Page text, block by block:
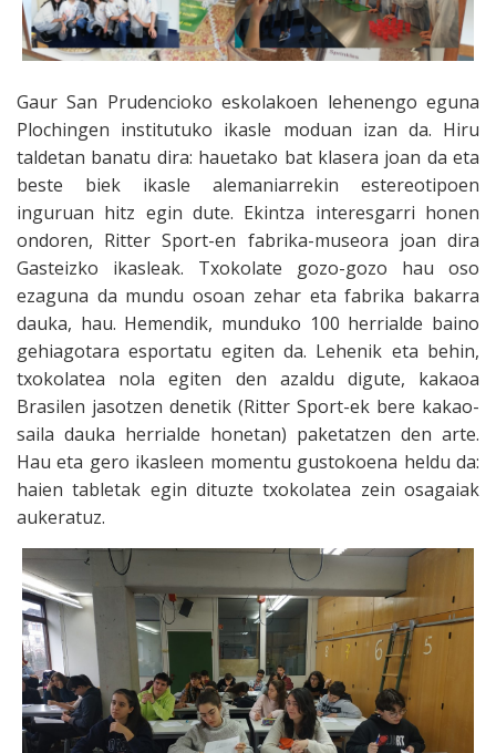
Gaur San Prudencioko eskolakoen lehenengo eguna
Plochingen institutuko ikasle moduan izan da. Hiru
taldetan banatu dira: hauetako bat klasera joan da eta
beste biek ikasle alemaniarrekin estereotipoen
inguruan hitz egin dute. Ekintza interesgarri honen
ondoren, Ritter Sport-en fabrika-museora joan dira
Gasteizko ikasleak. Txokolate gozo-gozo hau oso
ezaguna da mundu osoan zehar eta fabrika bakarra
dauka, hau. Hemendik, munduko 100 herrialde baino
gehiagotara esportatu egiten da. Lehenik eta behin,
txokolatea nola egiten den azaldu digute, kakaoa
Brasilen jasotzen denetik (Ritter Sport-ek bere kakao-
saila dauka herrialde honetan) paketatzen den arte.
Hau eta gero ikasleen momentu gustokoena heldu da:
haien tabletak egin dituzte txokolatea zein osagaiak
aukeratuz.